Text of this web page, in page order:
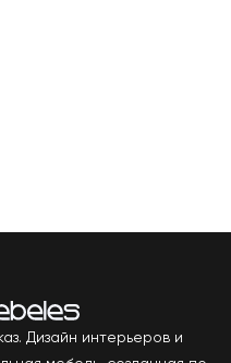
Дизайн интерьеров и